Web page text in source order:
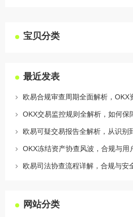
宝贝分类
最近发表
欧易合规审查周期全面解析，OKX
欧易可疑交易报告全解析，从识别
OKX冻结资产协查风波，合规与用
欧易司法协查流程详解，合规与安
网站分类